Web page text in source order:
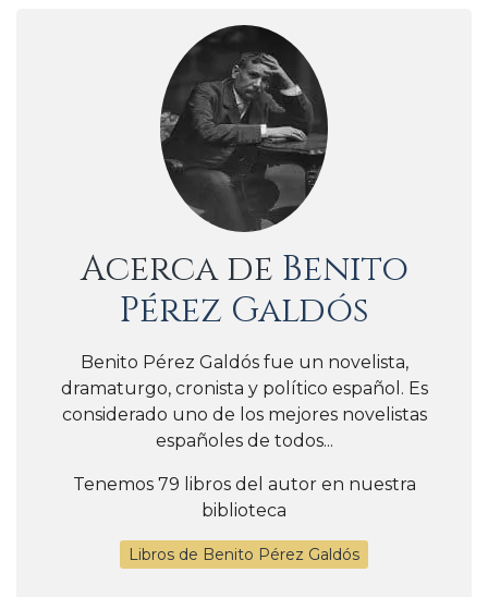
Acerca de Benito
Pérez Galdós
Benito Pérez Galdós fue un novelista,
dramaturgo, cronista y político español. Es
considerado uno de los mejores novelistas
españoles de todos...
Tenemos 79 libros del autor en nuestra
biblioteca
Libros de Benito Pérez Galdós